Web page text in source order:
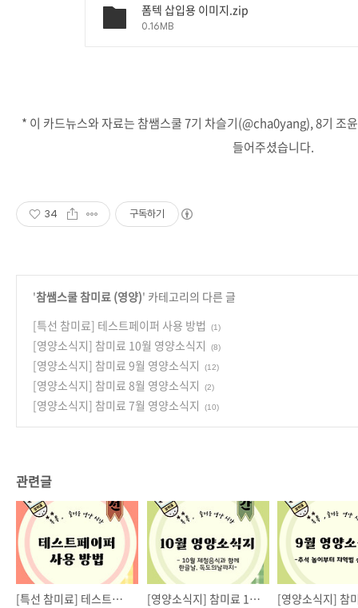
폼텍 삽입용 이미지.zip
0.16MB
* 이 카드뉴스와 자료는 참쌤스쿨 7기 차슬기(@cha0yang), 8기 조
들어주셨습니다.
34 구독하기
'참쌤스쿨 참미료 (영양)' 카테고리의 다른 글
[특선 참미료] 테스트페이퍼 사용 방법
(1)
[영양소식지] 참미료 10월 영양소식지 (8)
[영양소식지] 참미료 9월 영양소식지 (12)
[영양소식지] 참미료 8월 영양소식지 (2)
[영양소식지] 참미료 7월 영양소식지 (10)
관련글
[특선 참미료] 테스트페이퍼 사용 방법 [영양소식지] 참미료 10월 영양소식지